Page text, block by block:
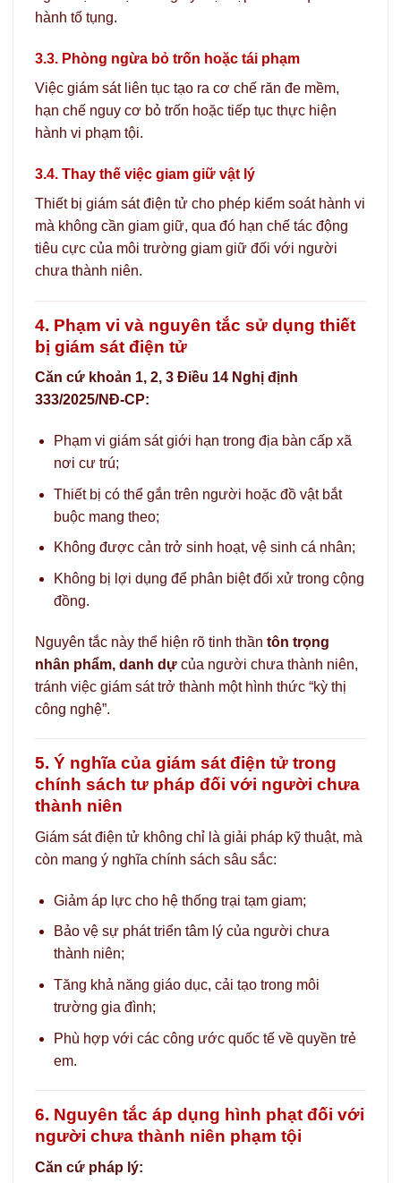
hành tố tụng.
3.3. Phòng ngừa bỏ trốn hoặc tái phạm
Việc giám sát liên tục tạo ra cơ chế răn đe mềm,
hạn chế nguy cơ bỏ trốn hoặc tiếp tục thực hiện
hành vi phạm tội.
3.4. Thay thế việc giam giữ vật lý
Thiết bị giám sát điện tử cho phép kiểm soát hành vi
mà không cần giam giữ, qua đó hạn chế tác động
tiêu cực của môi trường giam giữ đối với người
chưa thành niên.
4. Phạm vi và nguyên tắc sử dụng thiết
bị giám sát điện tử
Căn cứ khoản 1, 2, 3 Điều 14 Nghị định
333/2025/NĐ-CP:
Phạm vi giám sát giới hạn trong địa bàn cấp xã
nơi cư trú;
Thiết bị có thể gắn trên người hoặc đồ vật bắt
buộc mang theo;
Không được cản trở sinh hoạt, vệ sinh cá nhân;
Không bị lợi dụng để phân biệt đối xử trong cộng
đồng.
Nguyên tắc này thể hiện rõ tinh thần tôn trọng
nhân phẩm, danh dự của người chưa thành niên,
tránh việc giám sát trở thành một hình thức “kỳ thị
công nghệ”.
5. Ý nghĩa của giám sát điện tử trong
chính sách tư pháp đối với người chưa
thành niên
Giám sát điện tử không chỉ là giải pháp kỹ thuật, mà
còn mang ý nghĩa chính sách sâu sắc:
Giảm áp lực cho hệ thống trại tạm giam;
Bảo vệ sự phát triển tâm lý của người chưa
thành niên;
Tăng khả năng giáo dục, cải tạo trong môi
trường gia đình;
Phù hợp với các công ước quốc tế về quyền trẻ
em.
6. Nguyên tắc áp dụng hình phạt đối với
người chưa thành niên phạm tội
Căn cứ pháp lý: